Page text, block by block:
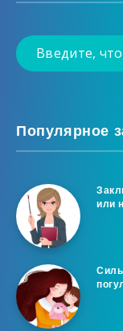
Популярное
или